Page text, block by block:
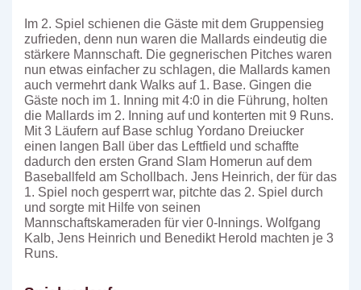
Im 2. Spiel schienen die Gäste mit dem Gruppensieg
zufrieden, denn nun waren die Mallards eindeutig die
stärkere Mannschaft. Die gegnerischen Pitches waren
nun etwas einfacher zu schlagen, die Mallards kamen
auch vermehrt dank Walks auf 1. Base. Gingen die
Gäste noch im 1. Inning mit 4:0 in die Führung, holten
die Mallards im 2. Inning auf und konterten mit 9 Runs.
Mit 3 Läufern auf Base schlug Yordano Dreiucker
einen langen Ball über das Leftfield und schaffte
dadurch den ersten Grand Slam Homerun auf dem
Baseballfeld am Schollbach. Jens Heinrich, der für das
1. Spiel noch gesperrt war, pitchte das 2. Spiel durch
und sorgte mit Hilfe von seinen
Mannschaftskameraden für vier 0-Innings. Wolfgang
Kalb, Jens Heinrich und Benedikt Herold machten je 3
Runs.